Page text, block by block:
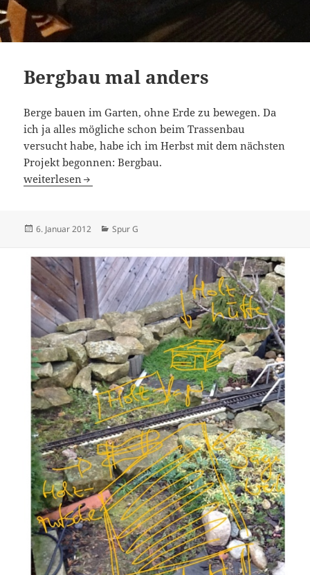
Bergbau mal anders
Berge bauen im Garten, ohne Erde zu bewegen. Da
ich ja alles mögliche schon beim Trassenbau
versucht habe, habe ich im Herbst mit dem nächsten
Projekt begonnen: Bergbau.
Bergbau mal anders
weiterlesen
Veröffentlicht
6. Januar 2012 Kategorien
Spur G